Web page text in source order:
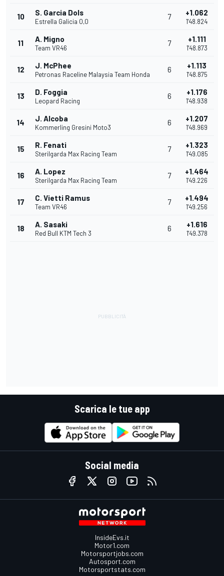
10 S. Garcia Dols
Estrella Galicia 0,0
7 +1.062
1'48.824
11 A. Migno
Team VR46
7 +1.111
1'48.873
12 J. McPhee
Petronas Raceline Malaysia Team Honda
6 +1.113
1'48.875
13 D. Foggia
Leopard Racing
6 +1.176
1'48.938
14 J. Alcoba
Kommerling Gresini Moto3
6 +1.207
1'48.969
15 R. Fenati
Sterilgarda Max Racing Team
7 +1.323
1'49.085
16 A. Lopez
Sterilgarda Max Racing Team
7 +1.464
1'49.226
17 C. Vietti Ramus
Team VR46
7 +1.494
1'49.256
18 A. Sasaki
Red Bull KTM Tech 3
6 +1.616
1'49.378
Scarica le tue app
Social media
InsideEvs.it
Motor1.com
Motorsportjobs.com
Autosport.com
Motorsportstats.com